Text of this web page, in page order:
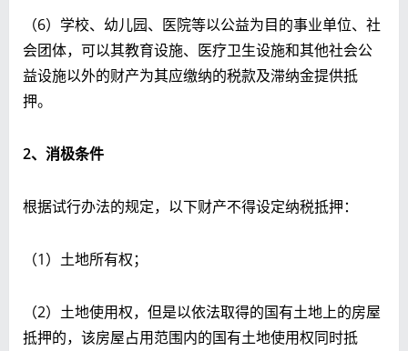
（6）学校、幼儿园、医院等以公益为目的事业单位、社
会团体，可以其教育设施、医疗卫生设施和其他社会公
益设施以外的财产为其应缴纳的税款及滞纳金提供抵
押。
2、消极条件
根据试行办法的规定，以下财产不得设定纳税抵押：
（1）土地所有权；
（2）土地使用权，但是以依法取得的国有土地上的房屋
抵押的，该房屋占用范围内的国有土地使用权同时抵